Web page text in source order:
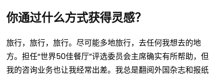
你通过什么方式获得灵感？
旅行，旅行，旅行。尽可能多地旅行，去任何我想去的地
方。担任“世界50佳餐厅”评选委员会主席确实有所帮助，但
我的咨询业务也让我经常出差。我总是翻阅外国杂志和报纸